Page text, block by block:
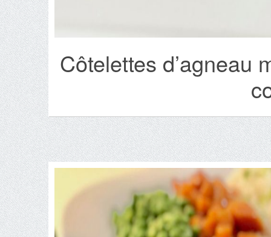
Côtelettes d’agneau